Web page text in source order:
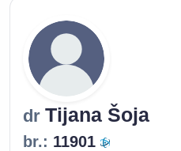
dr Tijana Šoja
br.: 11901